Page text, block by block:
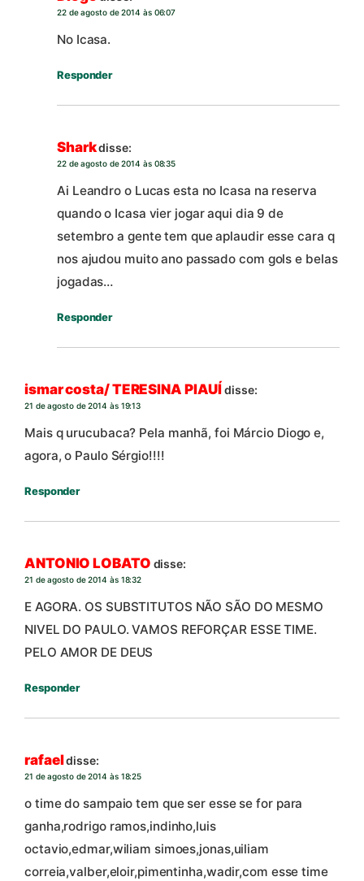
22 de agosto de 2014 às 06:07
No Icasa.
Responder
Sharkdisse:
22 de agosto de 2014 às 08:35
Ai Leandro o Lucas esta no Icasa na reserva
quando o Icasa vier jogar aqui dia 9 de
setembro a gente tem que aplaudir esse cara q
nos ajudou muito ano passado com gols e belas
jogadas…
Responder
ismar costa/ TERESINA PIAUÍdisse:
21 de agosto de 2014 às 19:13
Mais q urucubaca? Pela manhã, foi Márcio Diogo e,
agora, o Paulo Sérgio!!!!
Responder
ANTONIO LOBATO disse:
21 de agosto de 2014 às 18:32
E AGORA. OS SUBSTITUTOS NÃO SÃO DO MESMO
NIVEL DO PAULO. VAMOS REFORÇAR ESSE TIME.
PELO AMOR DE DEUS
Responder
rafaeldisse:
21 de agosto de 2014 às 18:25
o time do sampaio tem que ser esse se for para
ganha,rodrigo ramos,indinho,luis
octavio,edmar,wiliam simoes,jonas,uiliam
correia,valber,eloir,pimentinha,wadir,com esse time